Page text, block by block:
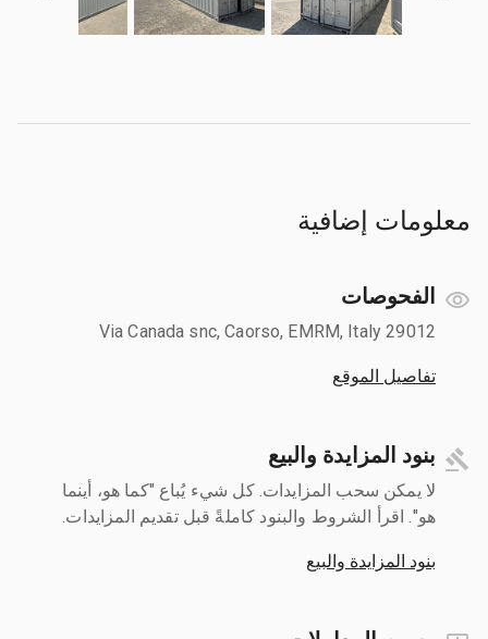
معلومات إضافية
الفحوصات
Via Canada snc, Caorso, EMRM, Italy 29012
تفاصيل الموقع
بنود المزايدة والبيع
لا يمكن سحب المزايدات. كل شيء يُباع "كما هو، أينما
هو". اقرأ الشروط والبنود كاملةً قبل تقديم المزايدات.
بنود المزايدة والبيع